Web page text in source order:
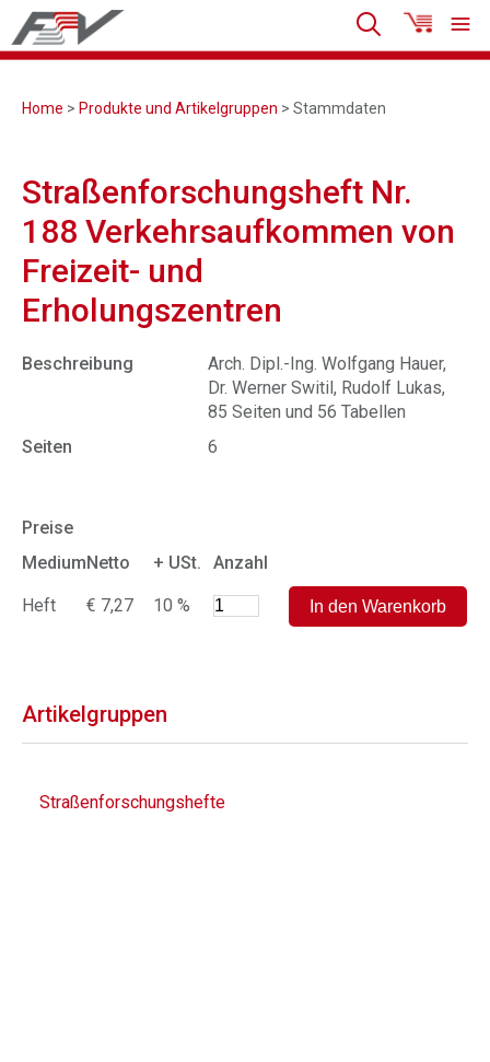
Home > Produkte und Artikelgruppen > Stammdaten
Straßenforschungsheft Nr.
188 Verkehrsaufkommen von
Freizeit- und
Erholungszentren
Beschreibung
Arch. Dipl.-Ing. Wolfgang Hauer,
Dr. Werner Switil, Rudolf Lukas,
85 Seiten und 56 Tabellen
Seiten
6
Preise
MediumNetto + USt. Anzahl
Heft € 7,27 10 %
Artikelgruppen
Straßenforschungshefte